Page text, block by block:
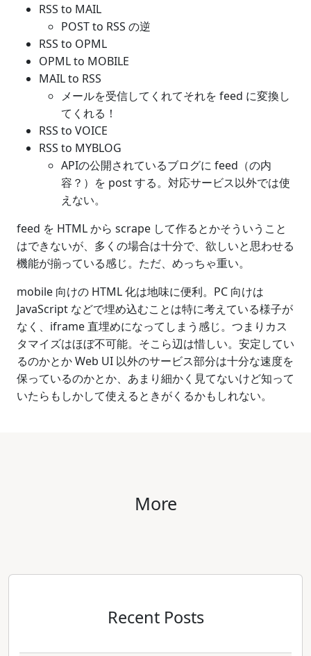
RSS to MAIL
POST to RSS の逆
RSS to OPML
OPML to MOBILE
MAIL to RSS
メールを受信してくれてそれを feed に変換し
てくれる！
RSS to VOICE
RSS to MYBLOG
APIの公開されているブログに feed（の内
容？）を post する。対応サービス以外では使
えない。
feed を HTML から scrape して作るとかそういうこと
はできないが、多くの場合は十分で、欲しいと思わせる
機能が揃っている感じ。ただ、めっちゃ重い。
mobile 向けの HTML 化は地味に便利。PC 向けは
JavaScript などで埋め込むことは特に考えている様子が
なく、iframe 直埋めになってしまう感じ。つまりカス
タマイズはほぼ不可能。そこら辺は惜しい。安定してい
るのかとか Web UI 以外のサービス部分は十分な速度を
保っているのかとか、あまり細かく見てないけど知って
いたらもしかして使えるときがくるかもしれない。
More
Recent Posts